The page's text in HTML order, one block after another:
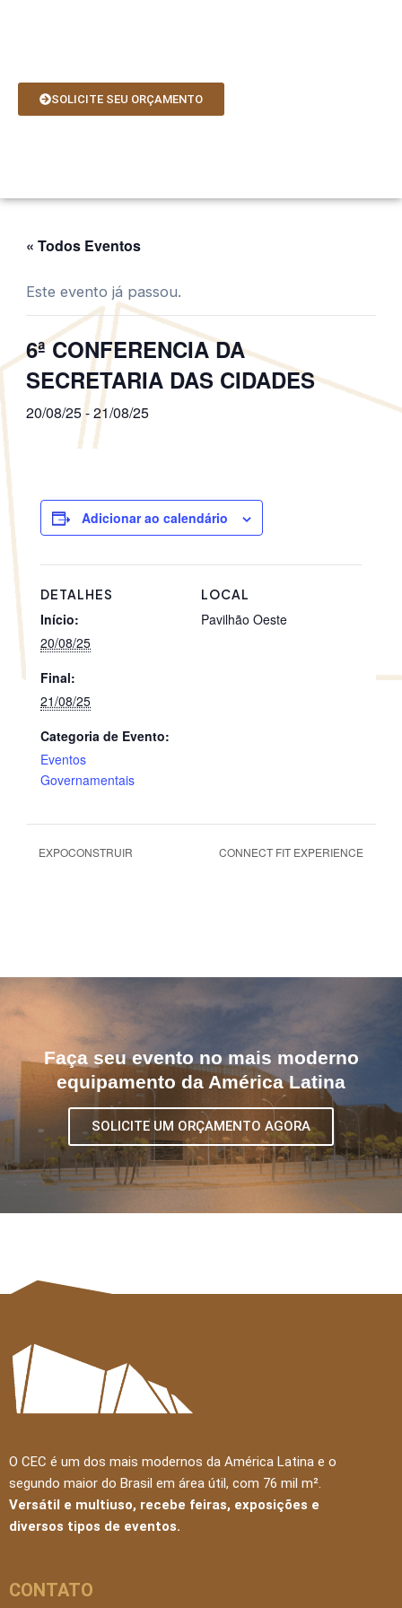
conteúdo
SOLICITE SEU ORÇAMENTO
« Todos Eventos
Este evento já passou.
6ª CONFERENCIA DA
SECRETARIA DAS CIDADES
20/08/25-21/08/25
Adicionar ao calendário
DETALHES
Início:
20/08/25
Final:
21/08/25
Categoria de Evento:
Eventos
Governamentais
LOCAL
Pavilhão Oeste
EXPOCONSTRUIR CONNECT FIT EXPERIENCE
Faça seu evento no mais moderno
equipamento da América Latina
SOLICITE UM ORÇAMENTO AGORA
O CEC é um dos mais modernos da América Latina e o
segundo maior do Brasil em área útil, com 76 mil m².
Versátil e multiuso, recebe feiras, exposições e
diversos tipos de eventos.
CONTATO